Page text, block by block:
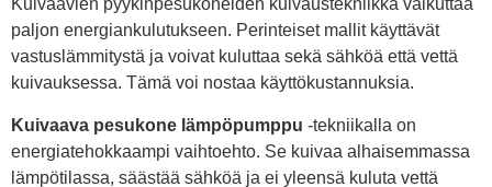
paljon energiankulutukseen. Perinteiset mallit käyttävät
vastuslämmitystä ja voivat kuluttaa sekä sähköä että vettä
kuivauksessa. Tämä voi nostaa käyttökustannuksia.
Kuivaava pesukone lämpöpumppu -tekniikalla on
energiatehokkaampi vaihtoehto. Se kuivaa alhaisemmassa
lämpötilassa, säästää sähköä ja ei yleensä kuluta vettä